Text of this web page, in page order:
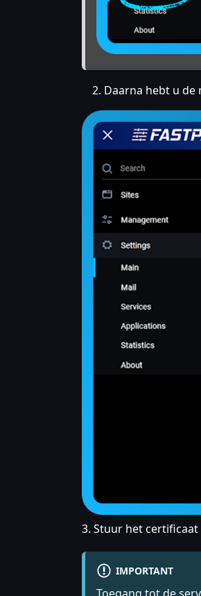
Daarna hebt u
3. Stuur het
IMPORTANT
Toegang tot de